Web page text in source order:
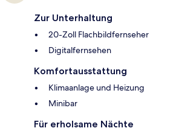
Zur Unterhaltung
20-Zoll Flachbildfernseher
Digitalfernsehen
Komfortausstattung
Klimaanlage und Heizung
Minibar
Für erholsame Nächte